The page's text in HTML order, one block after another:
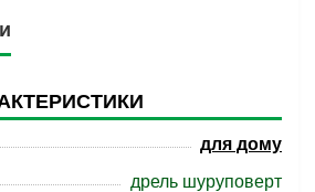
для дому
дрель шуруповерт